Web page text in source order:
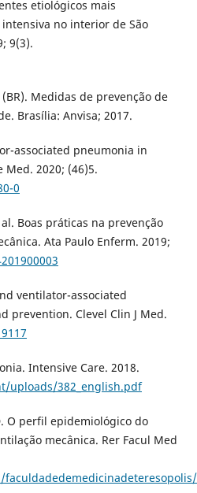
etiológicos mais
no interior de São
9(3).
Medidas de prevenção de
Brasília: Anvisa; 2017.
associated pneumonia in
2020; (46)5.
0
Boas práticas na prevenção
Ata Paulo Enferm. 2019;
ventilator-associated
prevention. Clevel Clin J Med.
Intensive Care. 2018.
uploads/382_english.pdf
O perfil epidemiológico do
mecânica. Rer Facul Med